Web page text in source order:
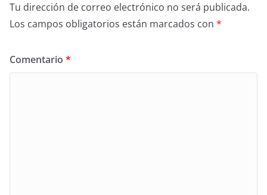
Tu dirección de correo electrónico no será publicada.
Los campos obligatorios están marcados con *
Comentario *